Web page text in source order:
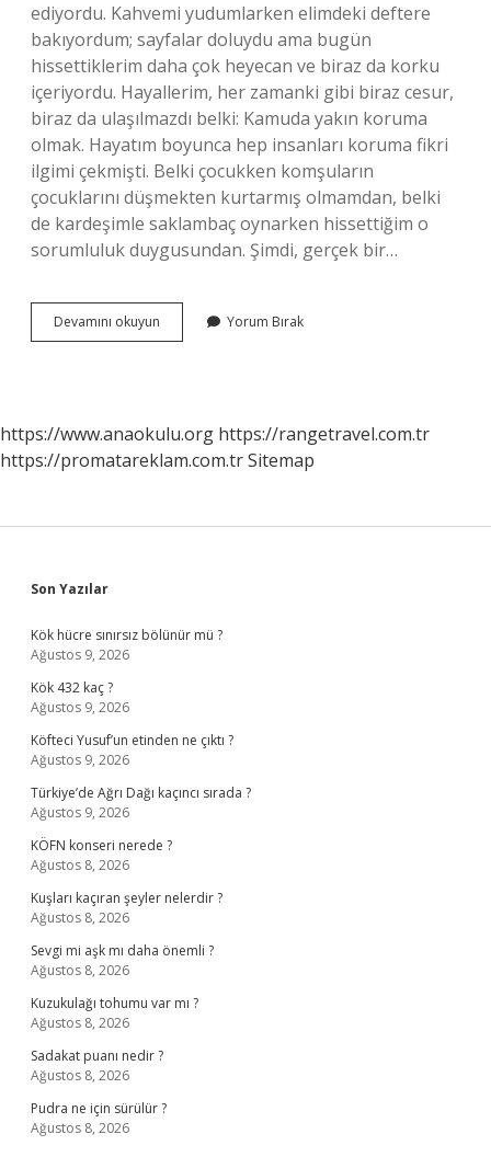
ediyordu. Kahvemi yudumlarken elimdeki deftere
bakıyordum; sayfalar doluydu ama bugün
hissettiklerim daha çok heyecan ve biraz da korku
içeriyordu. Hayallerim, her zamanki gibi biraz cesur,
biraz da ulaşılmazdı belki: Kamuda yakın koruma
olmak. Hayatım boyunca hep insanları koruma fikri
ilgimi çekmişti. Belki çocukken komşuların
çocuklarını düşmekten kurtarmış olmamdan, belki
de kardeşimle saklambaç oynarken hissettiğim o
sorumluluk duygusundan. Şimdi, gerçek bir…
Devamını okuyun Kamuda
yakın
Yorum Bırak
https://www.anaokulu.org https://rangetravel.com.tr
https://promatareklam.com.trSitemap
Sidebar
Son Yazılar
Kök hücre sınırsız bölünür mü ?
Ağustos 9, 2026
Kök 432 kaç ?
Ağustos 9, 2026
Köfteci Yusuf’un etinden ne çıktı ?
Ağustos 9, 2026
Türkiye’de Ağrı Dağı kaçıncı sırada ?
Ağustos 9, 2026
KÖFN konseri nerede ?
Ağustos 8, 2026
Kuşları kaçıran şeyler nelerdir ?
Ağustos 8, 2026
Sevgi mi aşk mı daha önemli ?
Ağustos 8, 2026
Kuzukulağı tohumu var mı ?
Ağustos 8, 2026
Sadakat puanı nedir ?
Ağustos 8, 2026
Pudra ne için sürülür ?
Ağustos 8, 2026